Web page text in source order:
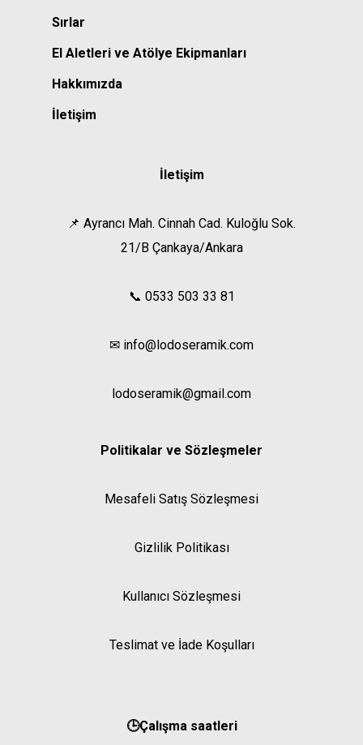
Sırlar
El Aletleri ve Atölye Ekipmanları
Hakkımızda
İletişim
İletişim
📌 Ayrancı Mah. Cinnah Cad. Kuloğlu Sok.
21/B Çankaya/Ankara
📞 0533 503 33 81
✉ info@lodoseramik.com
lodoseramik@gmail.com
Politikalar ve Sözleşmeler
Mesafeli Satış Sözleşmesi
Gizlilik Politikası
Kullanıcı Sözleşmesi
Teslimat ve İade Koşulları
🕒Çalışma saatleri